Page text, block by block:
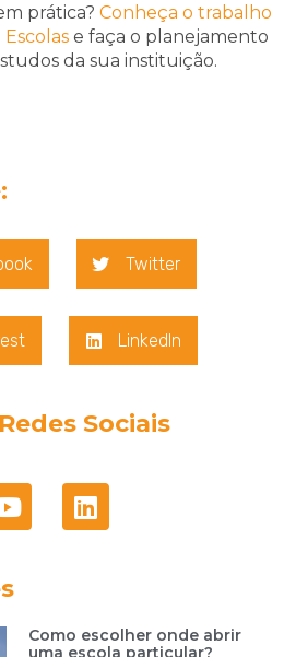
prática? Conheça o trabalho
e faça o planejamento
da sua instituição.
Twitter
LinkedIn
Sociais
Como escolher onde abrir
uma escola particular?